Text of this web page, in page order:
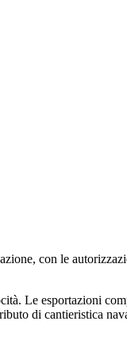
con le
Le esportazioni
di cantieristica